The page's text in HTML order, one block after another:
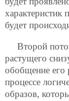
характеристик
будет
Второй
растущего
обобщение его
процессе
образов,